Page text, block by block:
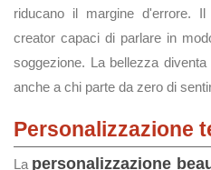
riducano il margine d'errore.
creator capaci di parlare in
soggezione. La bellezza
anche a chi parte da zero di
Personalizzazione
La personalizzazione